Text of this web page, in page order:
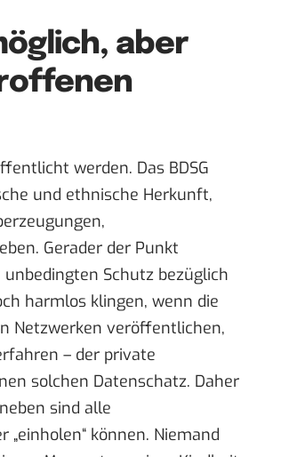
aber
werden. Das BDSG
und ethnische Herkunft,
Gerader der Punkt
unbedingten Schutz bezüglich
harmlos klingen, wenn die
Netzwerken veröffentlichen,
– der private
solchen Datenschatz. Daher
sind alle
können. Niemand